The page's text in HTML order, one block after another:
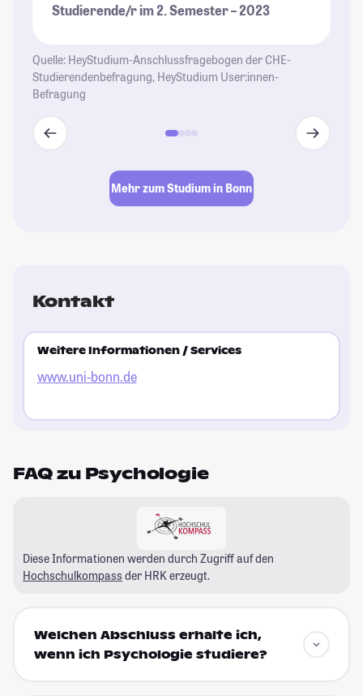
Studierende/r im 2. Semester – 2023
Quelle: HeyStudium-Anschlussfragebogen der CHE-
Studierendenbefragung, HeyStudium User:innen-
Befragung
Mehr zum Studium in Bonn
Kontakt
Weitere Informationen / Services
www.uni-bonn.de
FAQ zu Psychologie
Diese Informationen werden durch Zugriff auf den
Hochschulkompass der HRK erzeugt.
Welchen Abschluss erhalte ich,
wenn ich Psychologie studiere?